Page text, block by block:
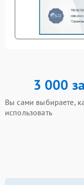
3 000
Вы сами выбираете,
использовать